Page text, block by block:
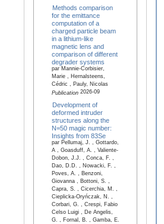
Methods comparison
for the emittance
computation of a
charged particle beam
in a lithium-like
magnetic lens and
comparison of different
degrader systems
par Mannie-Corbisier,
Marie , Hernalsteens,
Cédric , Pauly, Nicolas
Publication2026-09
Development of
deformed intruder
structures along the
N=50 magic number:
Insights from 83Se
par Pellumaj, J. , Gottardo,
A , Goasduff, A. , Valiente-
Dobon, J.J. , Conca, F. ,
Dao, D.D. , Nowacki, F. ,
Poves, A. , Benzoni,
Giovanna , Bottoni, S. ,
Capra, S. , Cicerchia, M. ,
Cieplicka-Oryńczak, N. ,
Corbari, G. , Crespi, Fabio
Celso Luigi , De Angelis,
G. , Fornal, B. , Gamba, E.